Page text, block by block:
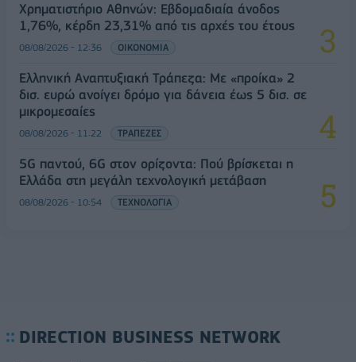
Χρηματιστήριο Αθηνών: Εβδομαδιαία άνοδος
1,76%, κέρδη 23,31% από τις αρχές του έτους
08/08/2026 - 12:36 ΟΙΚΟΝΟΜΙΑ
Ελληνική Αναπτυξιακή Τράπεζα: Με «προίκα» 2
δισ. ευρώ ανοίγει δρόμο για δάνεια έως 5 δισ. σε
μικρομεσαίες
08/08/2026 - 11:22 ΤΡΑΠΕΖΕΣ
5G παντού, 6G στον ορίζοντα: Πού βρίσκεται η
Ελλάδα στη μεγάλη τεχνολογική μετάβαση
08/08/2026 - 10:54 ΤΕΧΝΟΛΟΓΙΑ
DIRECTION BUSINESS NETWORK